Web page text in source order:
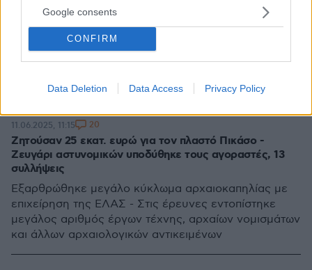
Google consents
CONFIRM
Data Deletion Data Access Privacy Policy
Ζητούσαν 25 εκατ. ευρώ για τον πλαστό Πικάσο -
Ζευγάρι αστυνομικών υποδύθηκε τους αγοραστές, 13
συλλήψεις
Εξαρθρώθηκε μεγάλο κύκλωμα αρχαιοκαπηλίας με
επιχείρηση της ΕΛΑΣ - Στις έρευνες εντοπίστηκε
μεγάλος αριθμός έργων τέχνης, αρχαίων νομισμάτων
και άλλων αρχαιολογικών αντικειμένων
11.06.2025, 11:15 20